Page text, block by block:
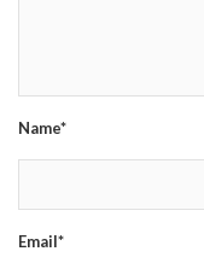
Name*
Email*